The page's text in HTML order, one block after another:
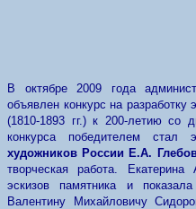
В октябре 2009 года
объявлен конкурс на разработку
(1810-1893 гг.) к 200-летию со
конкурса победителем стал
художников России Е.А.
творческая работа. Екатерина
эскизов памятника и
Валентину Михайловичу